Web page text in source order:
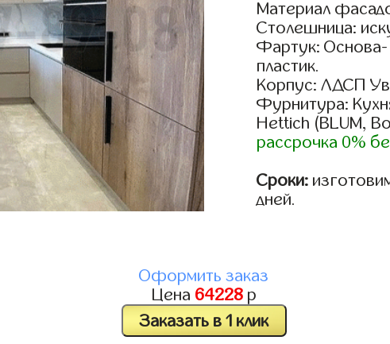
Материал
Столешница:
Фартук: Основа-
пластик.
Корпус: ЛДСП
Фурнитура:
Hettich (BLUM,
рассрочка 0%
Сроки:
дней.
Оформить заказ
Цена 64228р
Заказать в 1 клик